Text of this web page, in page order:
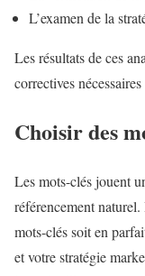
L’examen de la
Les résultats de ces
correctives
Choisir des
Les mots-clés jouent
référencement
mots-clés soit en
et votre stratégie